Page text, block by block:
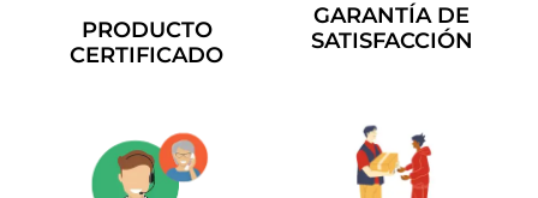
PRODUCTO
CERTIFICADO
GARANTÍA DE
SATISFACCIÓN